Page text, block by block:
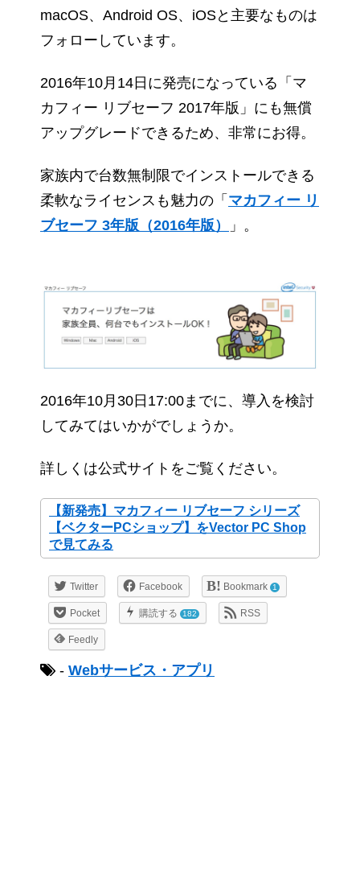
macOS、Android OS、iOSと主要なものは
フォローしています。
2016年10月14日に発売になっている「マ
カフィー リブセーフ 2017年版」にも無償
アップグレードできるため、非常にお得。
家族内で台数無制限でインストールできる
柔軟なライセンスも魅力の「 マカフィー リ
ブセーフ 3年版（2016年版）
」。
2016年10月30日17:00までに、導入を検討
してみてはいかがでしょうか。
詳しくは公式サイトをご覧ください。
【新発売】マカフィー リブセーフ シリーズ
【ベクターPCショップ】をVector PC Shop
で見てみる
Twitter Facebook Bookmark 1
Pocket 購読する 182 RSS
Feedly
- Webサービス・アプリ